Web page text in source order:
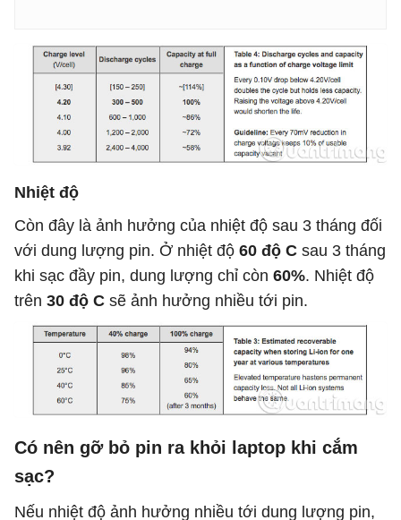
Nhiệt độ
Còn đây là ảnh hưởng của nhiệt độ sau 3 tháng đối
với dung lượng pin. Ở nhiệt độ 60 độ C sau 3 tháng
khi sạc đầy pin, dung lượng chỉ còn 60%. Nhiệt độ
trên 30 độ C sẽ ảnh hưởng nhiều tới pin.
Có nên gỡ bỏ pin ra khỏi laptop khi cắm
sạc?
Nếu nhiệt độ ảnh hưởng nhiều tới dung lượng pin,